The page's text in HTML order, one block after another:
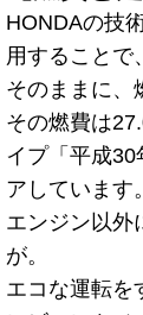
HONDAの技
用することで
そのままに、
その燃費は
イプ「平成
アしています。
エンジン以外
が。
エコな運転を